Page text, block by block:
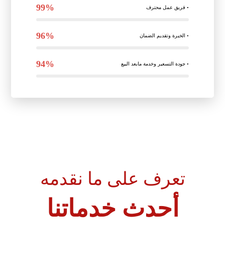
◦ فريق عمل محترف 99%
◦ الخبرة وتقديم الضمان 96%
◦ جودة التسعير وخدمة مابعد البيع 94%
تعرف على ما نقدمه
أحدث خدماتنا